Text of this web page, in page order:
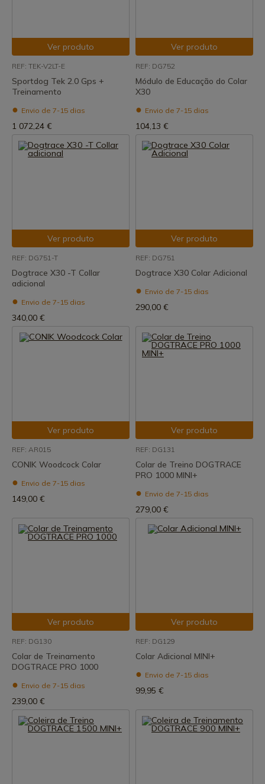
Ver produto
REF: TEK-V2LT-E
Sportdog Tek 2.0 Gps +
Treinamento
Envio de 7-15 dias
1 072,24 €
Ver produto
REF: DG752
Módulo de Educação do Colar
X30
Envio de 7-15 dias
104,13 €
Ver produto
REF: DG751-T
Dogtrace X30 -T Collar
adicional
Envio de 7-15 dias
340,00 €
Ver produto
REF: DG751
Dogtrace X30 Colar Adicional
Envio de 7-15 dias
290,00 €
Ver produto
REF: AR015
CONIK Woodcock Colar
Envio de 7-15 dias
149,00 €
Ver produto
REF: DG131
Colar de Treino DOGTRACE
PRO 1000 MINI+
Envio de 7-15 dias
279,00 €
Ver produto
REF: DG130
Colar de Treinamento
DOGTRACE PRO 1000
Envio de 7-15 dias
239,00 €
Ver produto
REF: DG129
Colar Adicional MINI+
Envio de 7-15 dias
99,95 €